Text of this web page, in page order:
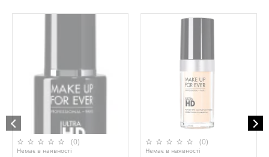
(0)
Немає в наявності
(0)
Немає в наявності